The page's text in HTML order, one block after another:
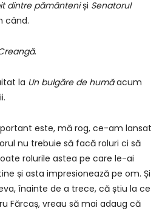
dintre pământeniși Senatorul
când.
.
la Un bulgăre de humăacum
este, mă rog, ce-am lansat
nu trebuie să facă roluri ci să
rolurile astea pe care le-ai
și asta impresionează pe om. Și
înainte de a trece, că știu la ce
Fărcaș, vreau să mai adaug că